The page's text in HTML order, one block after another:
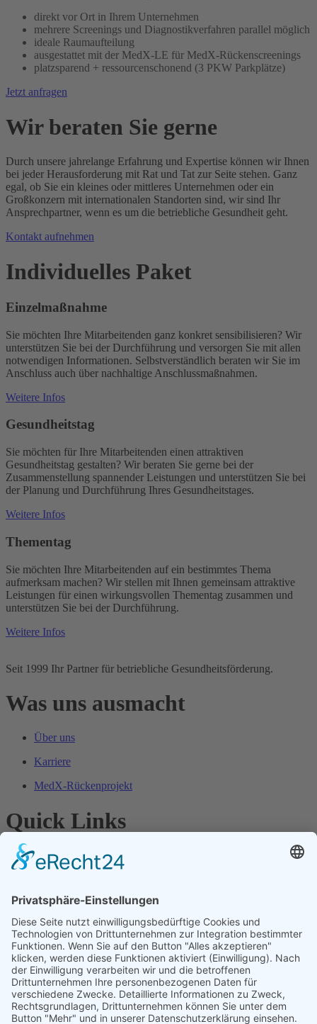
direkt vor Ort in Ihrem Unternehmen
mehrere Screenings und Diagnostikverfahren parallel möglich
ideale Raumaufteilung
ausgestattet mit der MedX-LE für MedX-Rückenscreenings
platzsparend + ressourcenschonend (3 PKW Parkplätze)
Jetzt anfragen
Wir beraten Sie gerne
Durch unsere jahrelange Erfahrung und Expertise können wir Ihnen
bei jeder Herausforderung mit Rat und Tat zur Seite stehen. Ganz
egal, ob Sie ein kleines oder mittleres Unternehmen oder ein
Großkonzern mit internationalen Standorten sind, wir sind Ihr
Ansprechpartner, wenn es um die betriebliche Gesundheit geht.
Kontakt aufnehmen
Individuelles Paket
Einzelmaßnahme
Sie möchten Ihre Mitarbeitenden ganz konkret sensibilisieren? Wir
unterstützen Sie bei der Durchführung und versorgen Sie mit allen
notwendigen Informationen. Selbstver­ständlich beraten wir Sie im
Anschluss auch über nachhaltige Anschlussmaßnahmen.
Weitere Infos
Gesundheitstag
Sie möchten für Ihre Mitarbeitenden einen attraktiven
Gesundheitstag gestalten? Wir beraten Sie gerne bei der
Zusammenstellung spannender Leistungen und unterstützen Sie bei
der Planung und Durchführung Ihres Gesundheitstages.
Weitere Infos
Thementag
Sie möchten Ihre Mitarbeitenden auf ein bestimmtes Thema
aufmerksam machen? Wir stellen mit Ihnen gemeinsam attraktive
Leistungen für einen wirkungsvollen Thementag zusammen und
unterstützen Sie bei der Durchführung.
Weitere Infos
Seit 1999 Ihr Partner für betrieb­liche Gesundheits­förderung.
Was uns ausmacht
Über uns
Karriere
MedX-Rückenprojekt
Quick Links
Starker Rücken
Gesundheitstage
Präventionskonzepte
Kontaktieren Sie uns
Diese E-Mail-Adresse ist vor Spambots geschützt! Zur
Anzeige muss JavaScript eingeschaltet sein.